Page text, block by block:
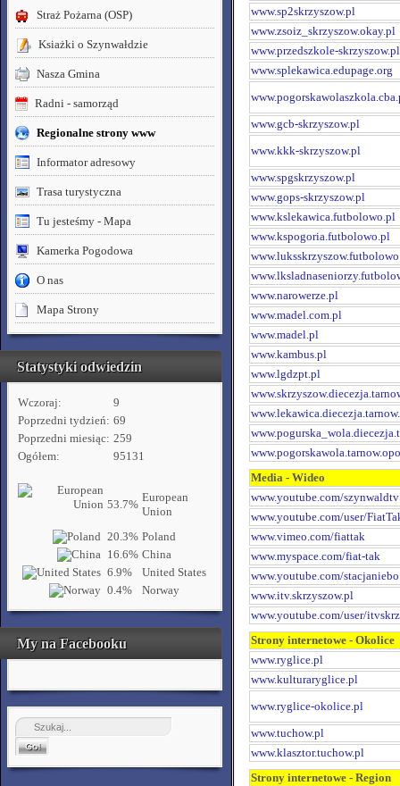
Straż Pożarna (OSP)
Ksiażki o Szynwałdzie
Nasza Gmina
Radni - samorząd
Regionalne strony www
Informator adresowy
Trasa turystyczna
Tu jesteśmy - Mapa
Kamerka Pogodowa
O nas
Mapa Strony
Statystyki odwiedzin
Wczoraj:
9
Poprzedni tydzień: 69
Poprzedni miesiąc: 259
Ogółem:
95131
53.7%
European
Union
20.3% Poland
16.6% China
6.9%
United States
0.4%
Norway
My na Facebooku
www.sp2skrzyszow.pl
www.zsoiz_skrzyszow.okay.pl
www.przedszkole-skrzyszow.pl
www.splekawica.edupage.org
www.gcb-skrzyszow.pl
www.kkk-skrzyszow.pl
www.spgskrzyszow.pl
www.gops-skrzyszow.pl
www.kslekawica.futbolowo.pl
www.kspogoria.futbolowo.pl
www.narowerze.pl
www.madel.com.pl
www.madel.pl
www.kambus.pl
www.lgdzpt.pl
Media - Wideo
www.youtube.com/szynwaldtv
www.youtube.com/user/
www.vimeo.com/fiattak
www.myspace.com/fiat-tak
www.youtube.com/stacjaniebo
www.itv.skrzyszow.pl
www.youtube.com/user/
Strony internetowe - Okolice
www.ryglice.pl
www.kulturaryglice.pl
www.ryglice-okolice.pl
www.tuchow.pl
www.klasztor.tuchow.pl
Strony internetowe - Region